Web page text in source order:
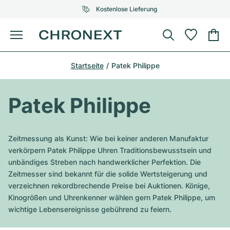
Kostenlose Lieferung
Menü
AUSGEWÄHLTE MARKEN
Alle Rolex Modelle
Top-Modelle
Air-King
Omega
Alle Omega Modelle
Top-Modelle
Patek Philippe
Alle Patek Philippe Modelle
Audemars Piguet
Cartier
Breitling
Certified Pre-Owned
Schmuck
AUSGEWÄHLTE MARKEN
Tiffany
Louis Vuitton
Gebauer & Gebauer
Van Cleef & Arpels
Neuzugänge
Service
Startseite Patek Philippe
Patek Philippe
Zeitmessung als Kunst: Wie bei keiner anderen Manufaktur
verkörpern Patek Philippe Uhren Traditionsbewusstsein und
unbändiges Streben nach handwerklicher Perfektion. Die
Zeitmesser sind bekannt für die solide Wertsteigerung und
verzeichnen rekordbrechende Preise bei Auktionen. Könige,
Kinogrößen und Uhrenkenner wählen gern Patek Philippe, um
wichtige Lebensereignisse gebührend zu feiern.